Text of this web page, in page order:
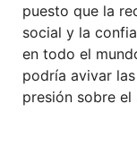
puesto que la
social y la
en todo el
podría avivar
presión sobre